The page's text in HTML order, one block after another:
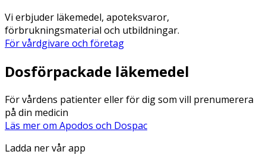
Vi erbjuder läkemedel, apoteksvaror,
förbrukningsmaterial och utbildningar.
För vårdgivare och företag
Dosförpackade läkemedel
För vårdens patienter eller för dig som vill prenumerera
på din medicin
Läs mer om Apodos och Dospac
Ladda ner vår app